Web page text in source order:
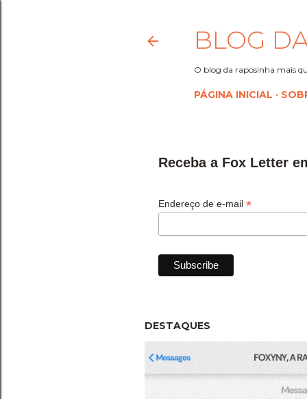
BLOG
O blog da raposinha mais
PÁGINA INICIAL
Receba a Fox Letter
Endereço de e-mail *
DESTAQUES